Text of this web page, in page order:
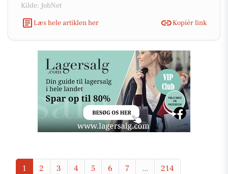
Kilde: JobNet
Læs hele artiklen her
Kopiér link
1 2 3 4 5 6 7 ... 214